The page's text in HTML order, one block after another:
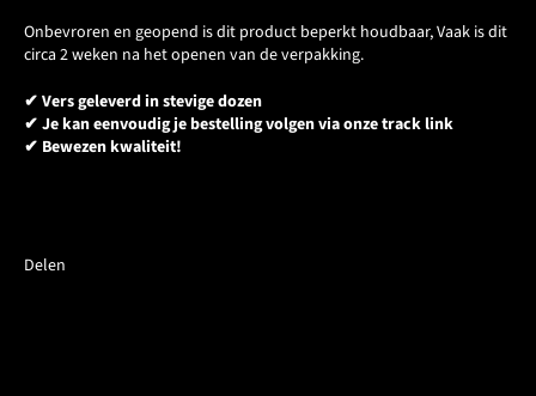
Onbevroren en geopend is dit product beperkt houdbaar, Vaak is dit
circa 2 weken na het openen van de verpakking.
✔ Vers geleverd in stevige dozen
✔ Je kan eenvoudig je bestelling volgen via onze track link
✔ Bewezen kwaliteit!
Delen